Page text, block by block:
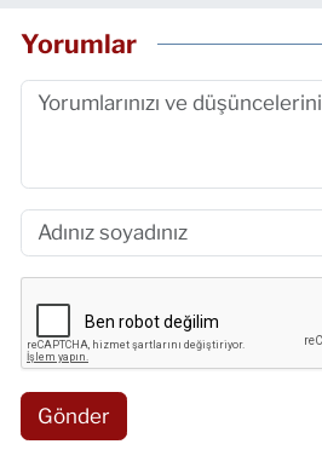
Yorumlar
Gönder